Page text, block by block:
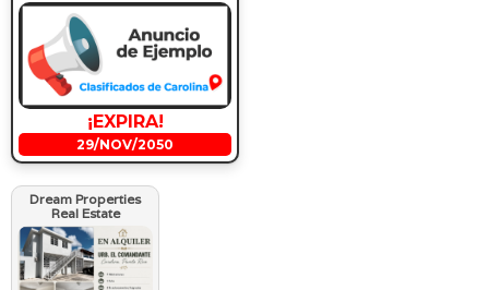
¡EXPIRA!
29/NOV/2050
Dream Properties
Real Estate